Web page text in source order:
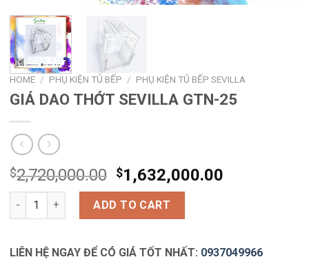
HOME / PHỤ KIỆN TỦ BẾP / PHỤ KIỆN TỦ BẾP SEVILLA
GIÁ DAO THỚT SEVILLA GTN-25
$2,720,000.00 $1,632,000.00
GIÁ DAO THỚT SEVILLA GTN-25 quantity
ADD TO CART
LIÊN HỆ NGAY ĐỂ CÓ GIÁ TỐT NHẤT: 0937049966